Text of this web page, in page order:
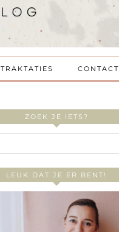
TRAKTATIES CONTACT
ZOEK JE IETS?
LEUK DAT JE ER BENT!